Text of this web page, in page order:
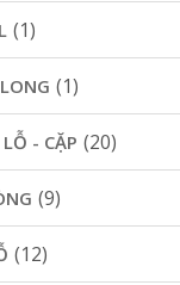
(1)
(1)
- CẶP (20)
(9)
(12)